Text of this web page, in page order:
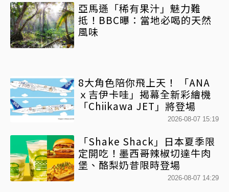
亞馬遜「稀有果汁」魅力難
抵！BBC曝：當地必喝的天然
風味
8大角色陪你飛上天！ 「ANA
ｘ吉伊卡哇」揭幕全新彩繪機
「Chiikawa JET」將登場
2026-08-07 15:19
「Shake Shack」日本夏季限
定開吃！墨西哥辣椒切達牛肉
堡、酪梨奶昔限時登場
2026-08-07 14:29